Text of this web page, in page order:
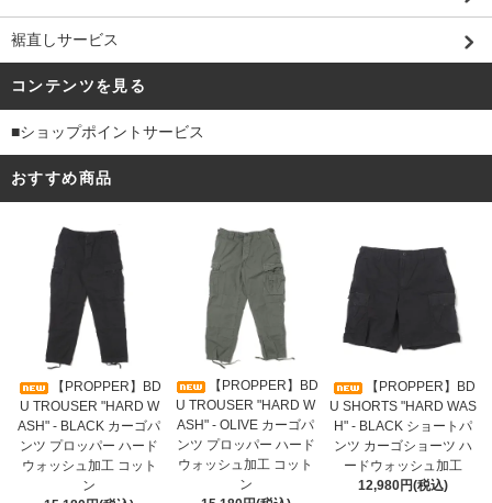
裾直しサービス
コンテンツを見る
■ショップポイントサービス
おすすめ商品
【PROPPER】BD
U TROUSER "HARD W
ASH" - BLACK カーゴパ
ンツ プロッパー ハード
ウォッシュ加工 コット
ン
【PROPPER】BD
U TROUSER "HARD W
ASH" - OLIVE カーゴパ
ンツ プロッパー ハード
ウォッシュ加工 コット
ン
【PROPPER】BD
U SHORTS "HARD WAS
H" - BLACK ショートパ
ンツ カーゴショーツ ハ
ードウォッシュ加工
12,980円(税込)